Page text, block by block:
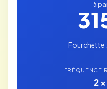
à
Fourchette :
FRÉQUENCE
2